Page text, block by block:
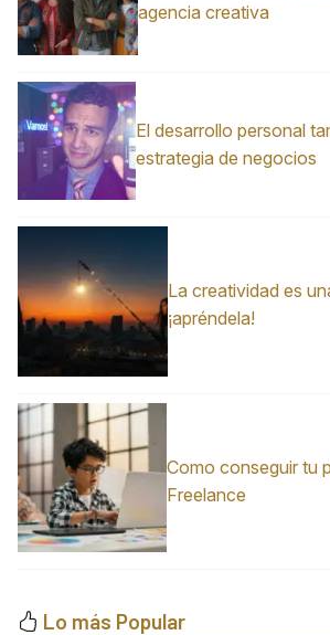
agencia creativa
El desarrollo personal
estrategia de negocios
La creatividad es
¡apréndela!
Como conseguir tu
Freelance
Lo más Popular